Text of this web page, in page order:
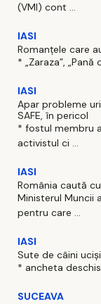
(VMI) cont ...
IASI
Romanțele care
* „Zaraza”,
IASI
Apar probleme
SAFE, în pericol
* fostul membru
activistul ci ...
IASI
România caută
Ministerul Muncii
pentru care ...
IASI
Sute de câini
* ancheta
SUCEAVA